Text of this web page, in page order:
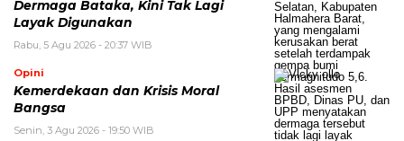
Dermaga Bataka, Kini Tak Lagi
Layak Digunakan
Rabu, 5 Agu 2026 - 20:37 WIB
Opini
Kemerdekaan dan Krisis Moral
Bangsa
Senin, 3 Agu 2026 - 19:50 WIB